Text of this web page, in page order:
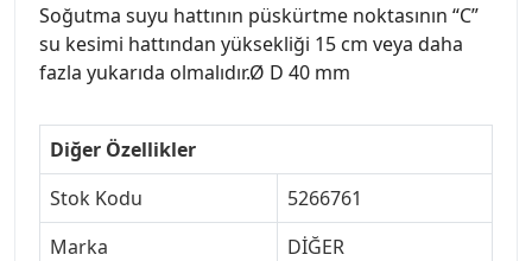
Soğutma suyu hattının püskürtme noktasının “C”
su kesimi hattından yüksekliği 15 cm veya daha
fazla yukarıda olmalıdır.Ø D 40 mm
Diğer Özellikler
Stok Kodu
5266761
Marka
DİĞER